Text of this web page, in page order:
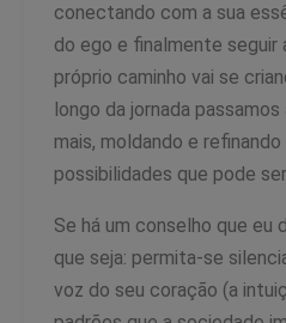
conectando com a sua
do ego e finalmente seguir
próprio caminho vai se
longo da jornada
mais, moldando e
possibilidades que pode
Se há um conselho que eu
que seja: permita-se
voz do seu coração (a